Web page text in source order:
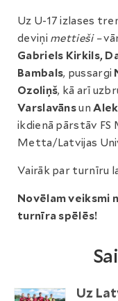
Uz U-17 izlases
deviņi mettieši –
Gabriels Kirkils,
Bambals, pussargi
Ozoliņš, kā arī
Varslavānsun
ikdienā pārstāv FS
Metta/Latvijas
Vairāk par turnīru
Novēlam veiksmi
turnīra spēlēs!
Uz